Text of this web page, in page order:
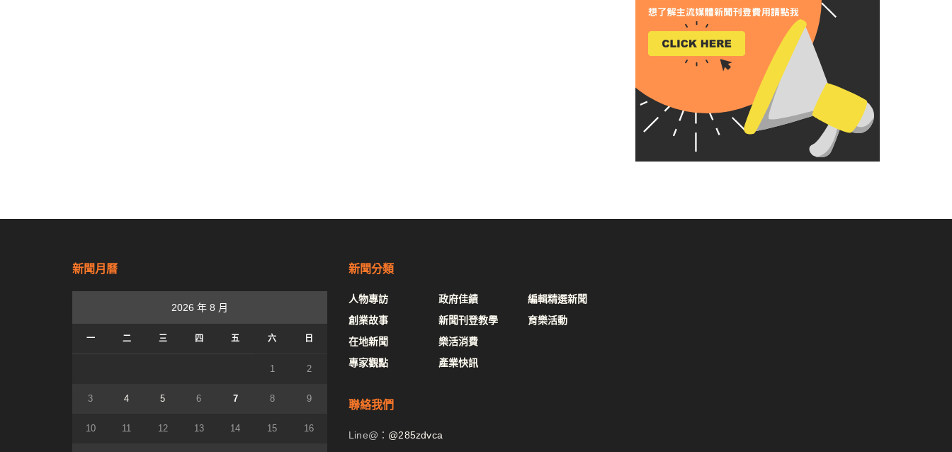
新聞月曆
2026 年 8 月
一 二 三 四 五 六 日
1 2
3 4 5 6 7 8 9
10 11 12 13 14 15 16
新聞分類
人物專訪
創業故事
在地新聞
專家觀點
政府佳績
新聞刊登教學
樂活消費
產業快訊
編輯精選新聞
育樂活動
聯絡我們
Line@： @285zdvca